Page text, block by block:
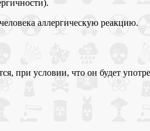
аллергическую реакцию.
при условии, что он будет